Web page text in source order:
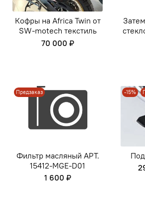
Кофры на Africa Twin от
SW-motech текстиль
70 000 ₽
Предзаказ
Фильтр масляный АРТ.
15412-MGE-D01
1 600 ₽
-15%